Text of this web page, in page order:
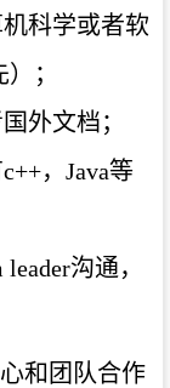
科学或者软
；
外文档；
，Java等
沟通，
和团队合作